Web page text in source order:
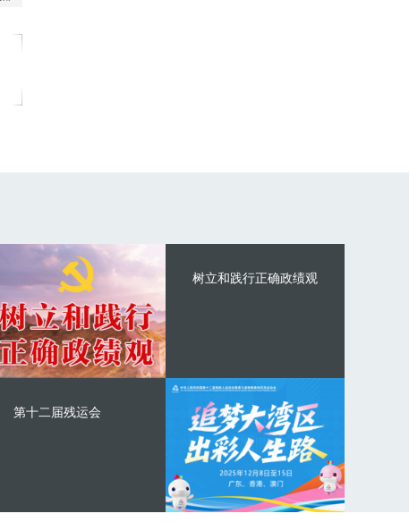
树立和践行正确政绩观
第十二届残运会